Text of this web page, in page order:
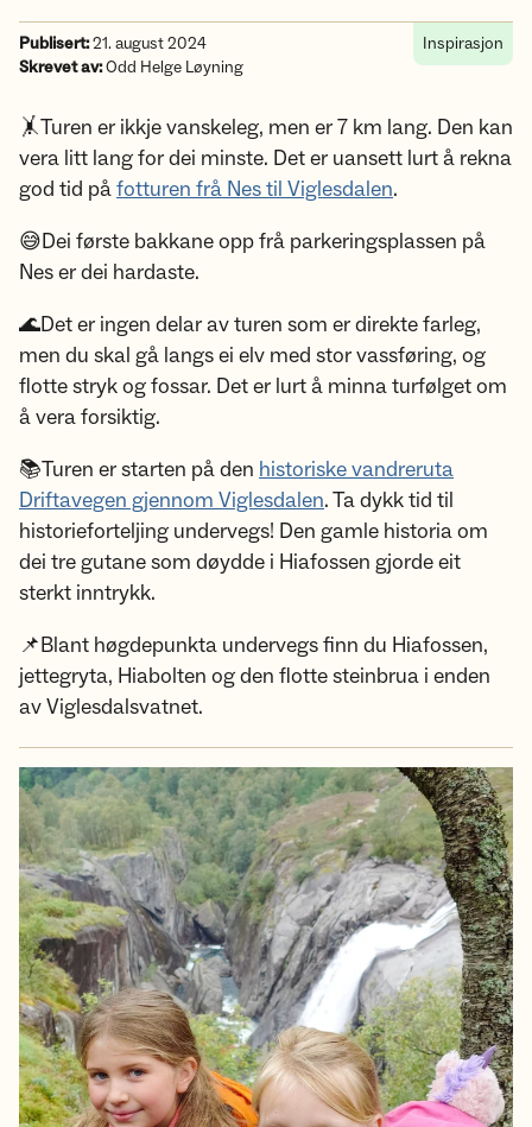
Publisert:21. august 2024
Skrevet av:Odd Helge Løyning
Inspirasjon
🤸Turen er ikkje vanskeleg, men er 7 km lang. Den kan
vera litt lang for dei minste. Det er uansett lurt å rekna
god tid påfotturen frå Nes til Viglesdalen.
😅Dei første bakkane opp frå parkeringsplassen på
Nes er dei hardaste.
🌊Det er ingen delar av turen som er direkte farleg,
men du skal gå langs ei elv med stor vassføring, og
flotte stryk og fossar. Det er lurt å minna turfølget om
å vera forsiktig.
📚Turen er starten på den historiske vandreruta
Driftavegen gjennom Viglesdalen. Ta dykk tid til
historieforteljing undervegs! Den gamle historia om
dei tre gutane som døydde i Hiafossen gjorde eit
sterkt inntrykk.
📌Blant høgdepunkta undervegs finn du Hiafossen,
jettegryta, Hiabolten og den flotte steinbrua i enden
av Viglesdalsvatnet.